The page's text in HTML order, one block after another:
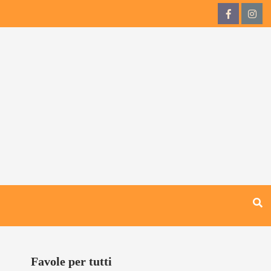
QdB
QdB
Favole per tutti